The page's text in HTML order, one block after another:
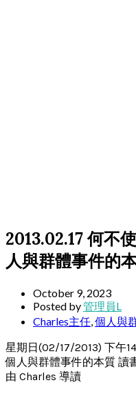
2013.02.17 何不
人與群體事件的
October 9, 2023
Posted by管理員L
Charles主任,個人與
星期日(02/17/2013) 下午
個人與群體事件的本質 讀
由 Charles 導讀